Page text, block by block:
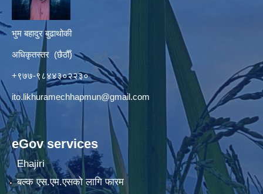
भुम बहादुर बुढाथोकी
अधिकृतस्तर (छैठौँ)
+९७७-९८४४३०२२३०
ito.likhuramechhapmun@gmail.com
eGov services
Ehajiri
बल्क एस.एम.एसको लागि फारम